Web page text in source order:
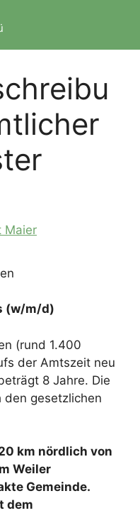
Maier
(w/m/d)
(rund 1.400
der Amtszeit neu
8 Jahre. Die
den gesetzlichen
km nördlich von
Weiler
Gemeinde.
dem